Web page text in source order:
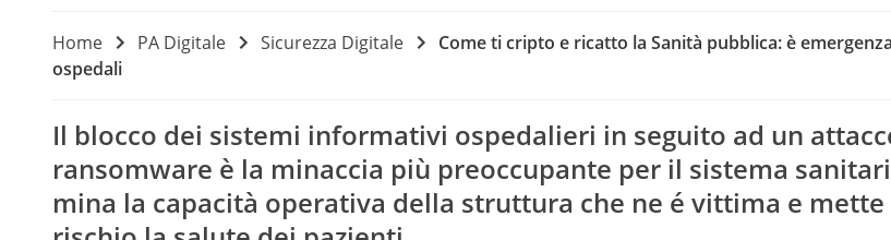
Home PA Digitale Sicurezza Digitale
Come ti cripto e ricatto la Sanità pubblica: è
ospedali
Il blocco dei sistemi informativi ospedalieri in seguito ad un
ransomware è la minaccia più preoccupante per il sistema
mina la capacità operativa della struttura che ne é vittima e